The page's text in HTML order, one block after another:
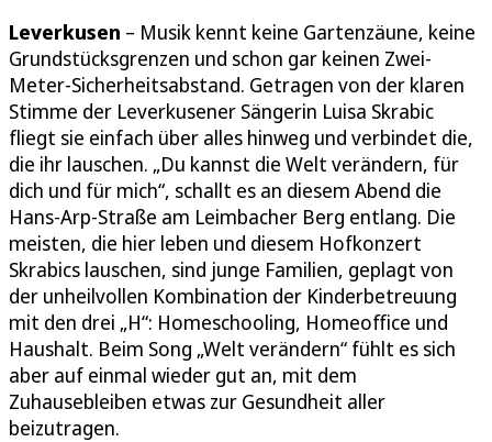
Leverkusen – Musik kennt keine Gartenzäune, keine
Grundstücksgrenzen und schon gar keinen Zwei-
Meter-Sicherheitsabstand. Getragen von der klaren
Stimme der Leverkusener Sängerin Luisa Skrabic
fliegt sie einfach über alles hinweg und verbindet die,
die ihr lauschen. „Du kannst die Welt verändern, für
dich und für mich“, schallt es an diesem Abend die
Hans-Arp-Straße am Leimbacher Berg entlang. Die
meisten, die hier leben und diesem Hofkonzert
Skrabics lauschen, sind junge Familien, geplagt von
der unheilvollen Kombination der Kinderbetreuung
mit den drei „H“: Homeschooling, Homeoffice und
Haushalt. Beim Song „Welt verändern“ fühlt es sich
aber auf einmal wieder gut an, mit dem
Zuhausebleiben etwas zur Gesundheit aller
beizutragen.